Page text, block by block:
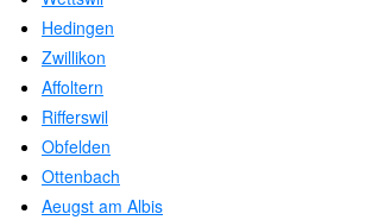
Hedingen
Zwillikon
Affoltern
Rifferswil
Obfelden
Ottenbach
Aeugst am Albis